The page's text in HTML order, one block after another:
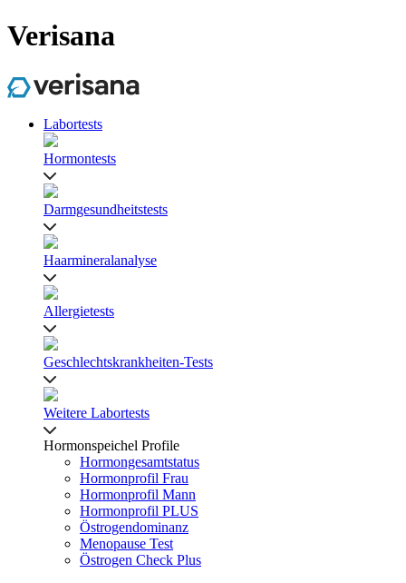
Verisana
Labortests
Hormontests
Darmgesundheitstests
Haarmineralanalyse
Allergietests
Geschlechtskrankheiten-Tests
Weitere Labortests
Hormonspeichel Profile
Hormongesamtstatus
Hormonprofil Frau
Hormonprofil Mann
Hormonprofil PLUS
Östrogendominanz
Menopause Test
Östrogen Check Plus